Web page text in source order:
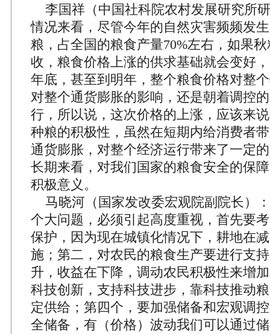
李国祥（中国社科院农村发展研究所
情况来看，尽管今年的自然灾害频频发
粮，占全国的粮食产量70%左右，如果
收，粮食价格上涨的供求基础就会变好
年底，甚至到明年，整个粮食价格对整
对整个通货膨胀的影响，还是朝着调控
行，所以说，这次价格的上涨，应该来
种粮的积极性，虽然在短期内给消费者
通货膨胀，对整个经济运行带来了一定
长期来看，对我们国家的粮食安全的保
积极意义。
马晓河（国家发改委宏观院副院长）
个大问题，必须引起高度重视，首先要
保护，因为现在城镇化情况下，耕地在
施；第二，对农民的粮食生产要进行支
升，收益在下降，调动农民积极性来增
科技创新，支持科技进步，靠科技推动
定供给；第四个，要加强储备和宏观调
全储备，有（价格）波动我们可以通过